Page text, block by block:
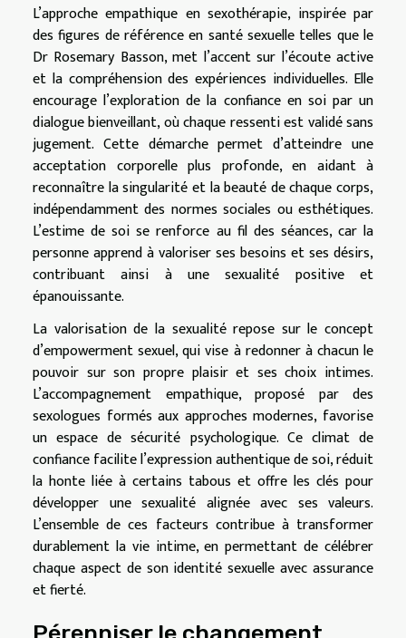
L’approche empathique en sexothérapie, inspirée par
des figures de référence en santé sexuelle telles que le
Dr Rosemary Basson, met l’accent sur l’écoute active
et la compréhension des expériences individuelles. Elle
encourage l’exploration de la confiance en soi par un
dialogue bienveillant, où chaque ressenti est validé sans
jugement. Cette démarche permet d’atteindre une
acceptation corporelle plus profonde, en aidant à
reconnaître la singularité et la beauté de chaque corps,
indépendamment des normes sociales ou esthétiques.
L’estime de soi se renforce au fil des séances, car la
personne apprend à valoriser ses besoins et ses désirs,
contribuant ainsi à une sexualité positive et
épanouissante.
La valorisation de la sexualité repose sur le concept
d’empowerment sexuel, qui vise à redonner à chacun le
pouvoir sur son propre plaisir et ses choix intimes.
L’accompagnement empathique, proposé par des
sexologues formés aux approches modernes, favorise
un espace de sécurité psychologique. Ce climat de
confiance facilite l’expression authentique de soi, réduit
la honte liée à certains tabous et offre les clés pour
développer une sexualité alignée avec ses valeurs.
L’ensemble de ces facteurs contribue à transformer
durablement la vie intime, en permettant de célébrer
chaque aspect de son identité sexuelle avec assurance
et fierté.
Pérenniser le changement